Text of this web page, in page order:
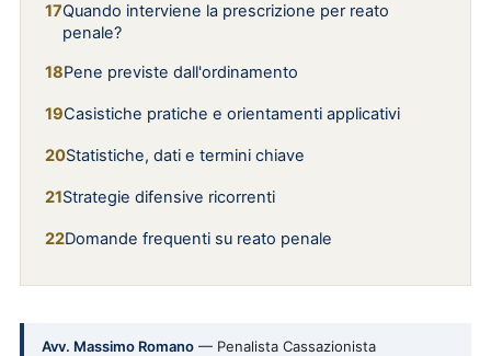
Quando interviene la prescrizione per reato
penale?
Pene previste dall'ordinamento
Casistiche pratiche e orientamenti applicativi
Statistiche, dati e termini chiave
Strategie difensive ricorrenti
Domande frequenti su reato penale
Avv. Massimo Romano — Penalista Cassazionista